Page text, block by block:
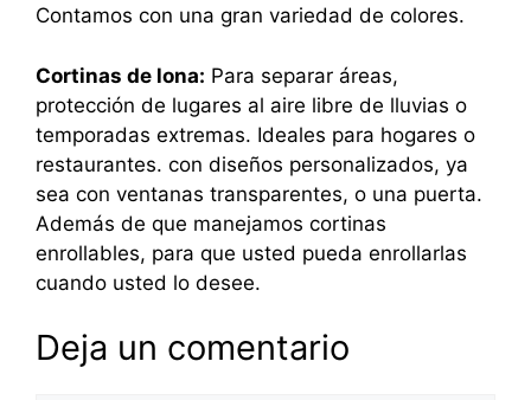
Contamos con una gran variedad de colores.
Cortinas de lona: Para separar áreas,
protección de lugares al aire libre de lluvias o
temporadas extremas. Ideales para hogares o
restaurantes. con diseños personalizados, ya
sea con ventanas transparentes, o una puerta.
Además de que manejamos cortinas
enrollables, para que usted pueda enrollarlas
cuando usted lo desee.
Deja un comentario